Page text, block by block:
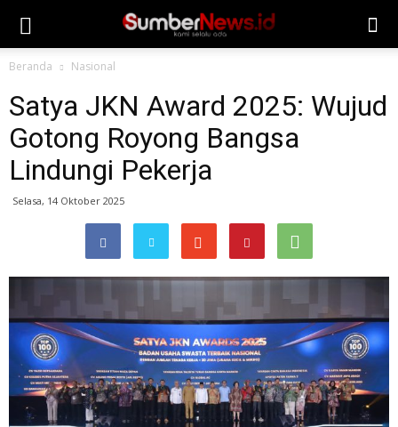
Beranda Nasional
Satya JKN Award 2025: Wujud
Gotong Royong Bangsa
Lindungi Pekerja
Selasa, 14 Oktober 2025